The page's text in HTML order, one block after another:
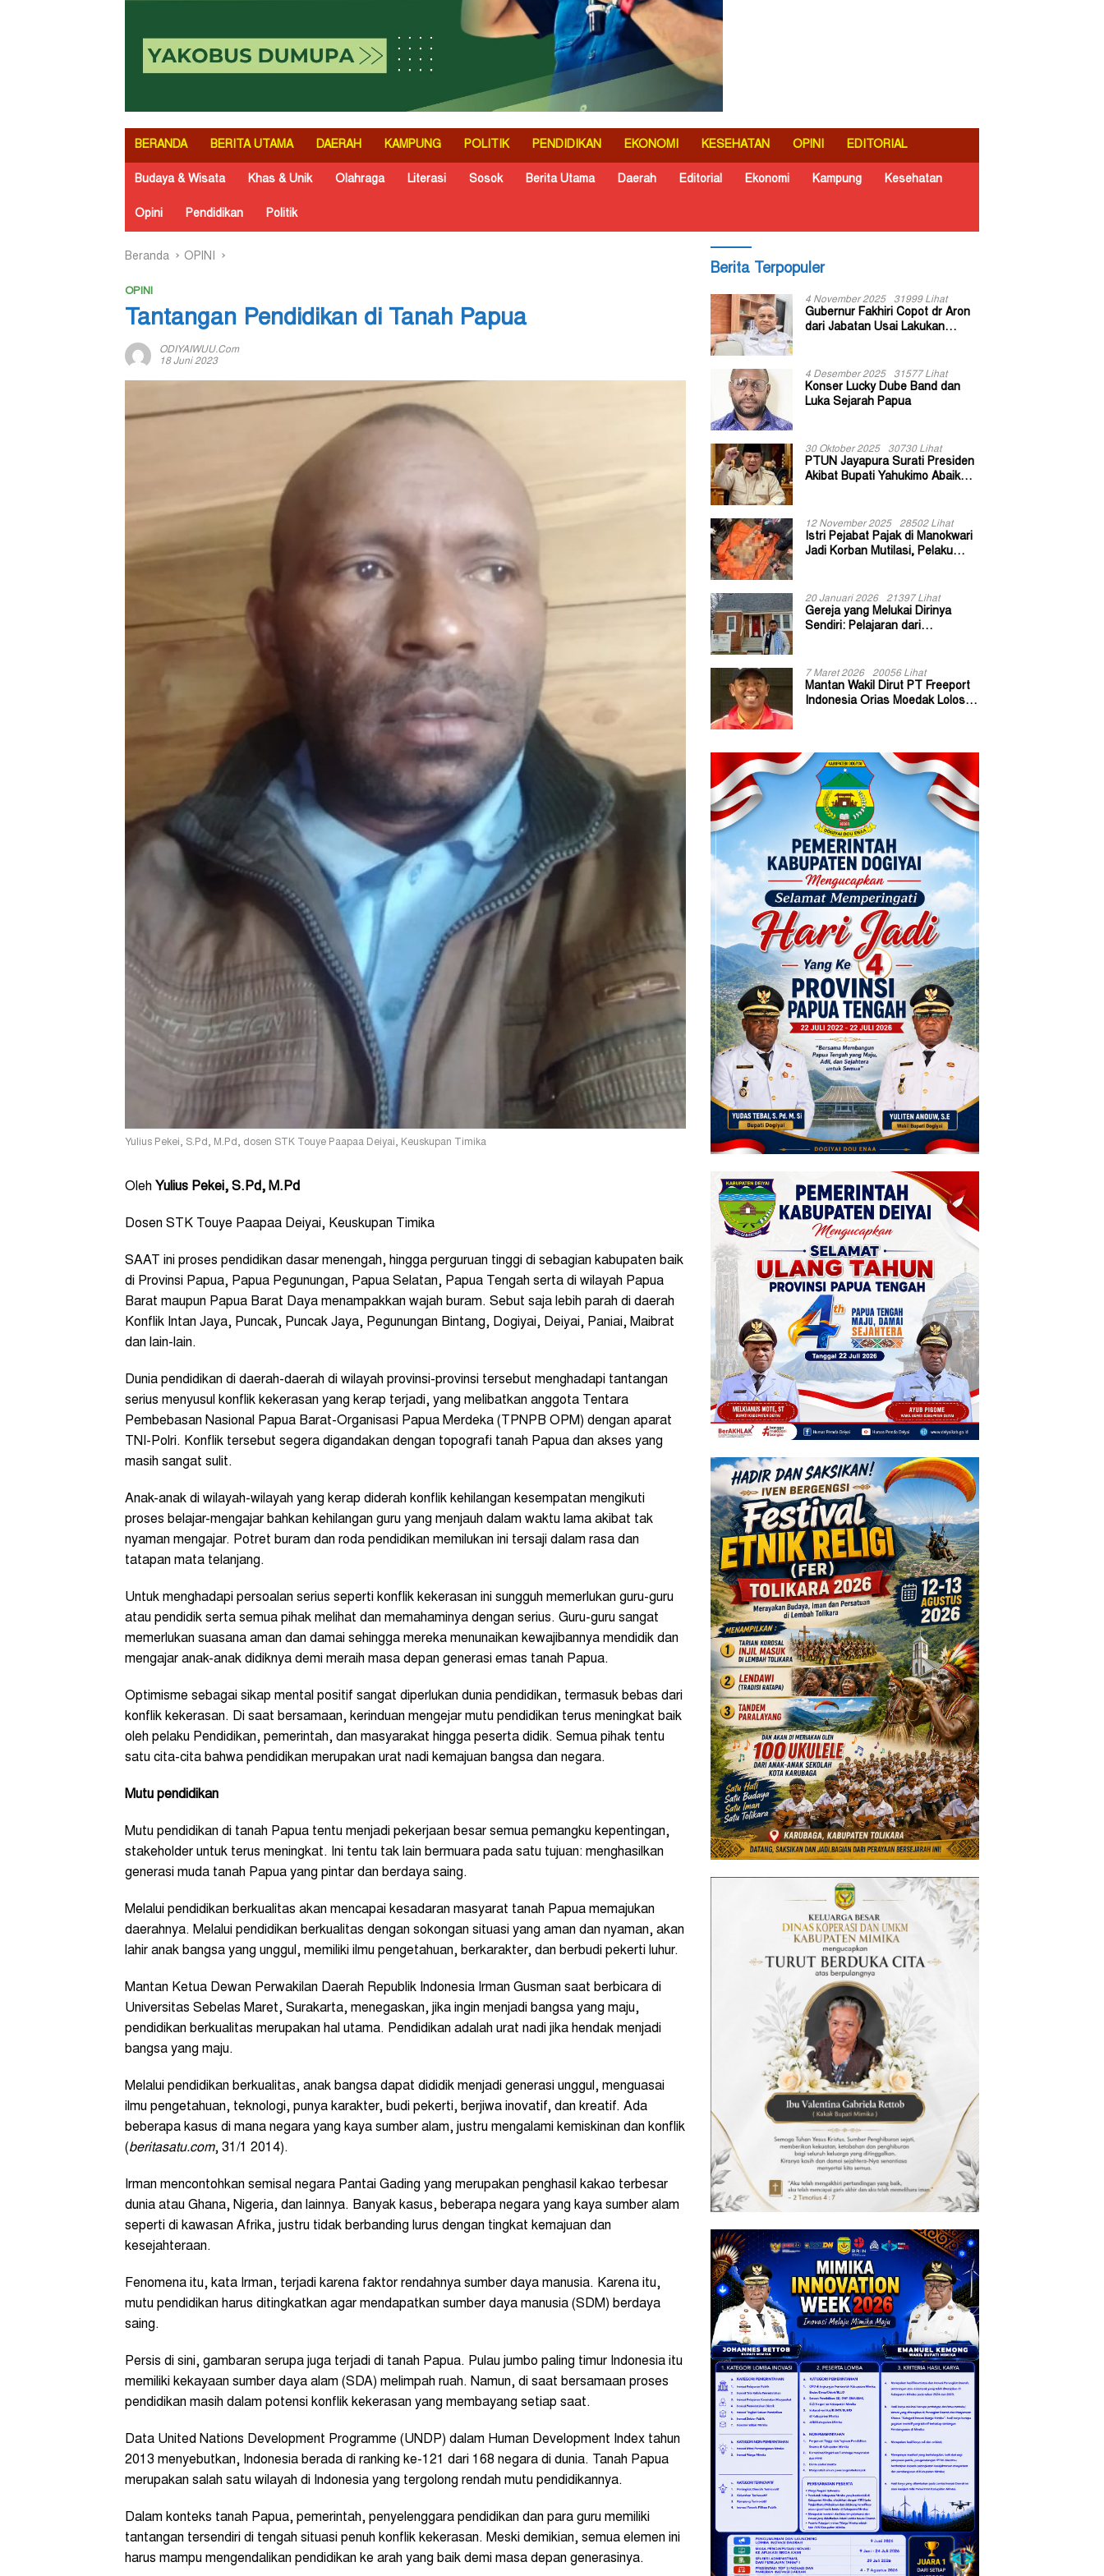
BERANDA BERITA UTAMA DAERAH KAMPUNG POLITIK PENDIDIKAN EKONOMI KESEHATAN OPINI EDITORIAL
Budaya & Wisata Khas & Unik Olahraga Literasi Sosok Berita Utama Daerah Editorial Ekonomi Kampung Kesehatan
Opini Pendidikan Politik
Beranda OPINI
OPINI
Tantangan Pendidikan di Tanah Papua
ODIYAIWUU.com
18 Juni 2023
Yulius Pekei, S.Pd, M.Pd, dosen STK Touye Paapaa Deiyai, Keuskupan Timika
Oleh Yulius Pekei, S.Pd, M.Pd
Dosen STK Touye Paapaa Deiyai, Keuskupan Timika
SAAT ini proses pendidikan dasar menengah, hingga perguruan tinggi di sebagian kabupaten baik
di Provinsi Papua, Papua Pegunungan, Papua Selatan, Papua Tengah serta di wilayah Papua
Barat maupun Papua Barat Daya menampakkan wajah buram. Sebut saja lebih parah di daerah
Konflik Intan Jaya, Puncak, Puncak Jaya, Pegunungan Bintang, Dogiyai, Deiyai, Paniai, Maibrat
dan lain-lain.
Dunia pendidikan di daerah-daerah di wilayah provinsi-provinsi tersebut menghadapi tantangan
serius menyusul konflik kekerasan yang kerap terjadi, yang melibatkan anggota Tentara
Pembebasan Nasional Papua Barat-Organisasi Papua Merdeka (TPNPB OPM) dengan aparat
TNI-Polri. Konflik tersebut segera digandakan dengan topografi tanah Papua dan akses yang
masih sangat sulit.
Anak-anak di wilayah-wilayah yang kerap diderah konflik kehilangan kesempatan mengikuti
proses belajar-mengajar bahkan kehilangan guru yang menjauh dalam waktu lama akibat tak
nyaman mengajar. Potret buram dan roda pendidikan memilukan ini tersaji dalam rasa dan
tatapan mata telanjang.
Untuk menghadapi persoalan serius seperti konflik kekerasan ini sungguh memerlukan guru-guru
atau pendidik serta semua pihak melihat dan memahaminya dengan serius. Guru-guru sangat
memerlukan suasana aman dan damai sehingga mereka menunaikan kewajibannya mendidik dan
mengajar anak-anak didiknya demi meraih masa depan generasi emas tanah Papua.
Optimisme sebagai sikap mental positif sangat diperlukan dunia pendidikan, termasuk bebas dari
konflik kekerasan. Di saat bersamaan, kerinduan mengejar mutu pendidikan terus meningkat baik
oleh pelaku Pendidikan, pemerintah, dan masyarakat hingga peserta didik. Semua pihak tentu
satu cita-cita bahwa pendidikan merupakan urat nadi kemajuan bangsa dan negara.
Mutu pendidikan
Mutu pendidikan di tanah Papua tentu menjadi pekerjaan besar semua pemangku kepentingan,
stakeholder untuk terus meningkat. Ini tentu tak lain bermuara pada satu tujuan: menghasilkan
generasi muda tanah Papua yang pintar dan berdaya saing.
Melalui pendidikan berkualitas akan mencapai kesadaran masyarat tanah Papua memajukan
daerahnya. Melalui pendidikan berkualitas dengan sokongan situasi yang aman dan nyaman, akan
lahir anak bangsa yang unggul, memiliki ilmu pengetahuan, berkarakter, dan berbudi pekerti luhur.
Mantan Ketua Dewan Perwakilan Daerah Republik Indonesia Irman Gusman saat berbicara di
Universitas Sebelas Maret, Surakarta, menegaskan, jika ingin menjadi bangsa yang maju,
pendidikan berkualitas merupakan hal utama. Pendidikan adalah urat nadi jika hendak menjadi
bangsa yang maju.
Melalui pendidikan berkualitas, anak bangsa dapat dididik menjadi generasi unggul, menguasai
ilmu pengetahuan, teknologi, punya karakter, budi pekerti, berjiwa inovatif, dan kreatif. Ada
beberapa kasus di mana negara yang kaya sumber alam, justru mengalami kemiskinan dan konflik
(beritasatu.com, 31/1 2014).
Irman mencontohkan semisal negara Pantai Gading yang merupakan penghasil kakao terbesar
dunia atau Ghana, Nigeria, dan lainnya. Banyak kasus, beberapa negara yang kaya sumber alam
seperti di kawasan Afrika, justru tidak berbanding lurus dengan tingkat kemajuan dan
kesejahteraan.
Fenomena itu, kata Irman, terjadi karena faktor rendahnya sumber daya manusia. Karena itu,
mutu pendidikan harus ditingkatkan agar mendapatkan sumber daya manusia (SDM) berdaya
saing.
Persis di sini, gambaran serupa juga terjadi di tanah Papua. Pulau jumbo paling timur Indonesia itu
memiliki kekayaan sumber daya alam (SDA) melimpah ruah. Namun, di saat bersamaan proses
pendidikan masih dalam potensi konflik kekerasan yang membayang setiap saat.
Data United Nations Development Programme (UNDP) dalam Human Development Index tahun
2013 menyebutkan, Indonesia berada di ranking ke-121 dari 168 negara di dunia. Tanah Papua
merupakan salah satu wilayah di Indonesia yang tergolong rendah mutu pendidikannya.
Dalam konteks tanah Papua, pemerintah, penyelenggara pendidikan dan para guru memiliki
tantangan tersendiri di tengah situasi penuh konflik kekerasan. Meski demikian, semua elemen ini
harus mampu mengendalikan pendidikan ke arah yang baik demi masa depan generasinya.
Berita Terpopuler
4 November 2025 31999 Lihat
Gubernur Fakhiri Copot dr Aron
dari Jabatan Usai Lakukan
4 Desember 2025 31577 Lihat
Konser Lucky Dube Band dan
Luka Sejarah Papua
30 Oktober 2025 30730 Lihat
PTUN Jayapura Surati Presiden
Akibat Bupati Yahukimo Abaikan
12 November 2025 28502 Lihat
Istri Pejabat Pajak di Manokwari
Jadi Korban Mutilasi, Pelaku
20 Januari 2026 21397 Lihat
Gereja yang Melukai Dirinya
Sendiri: Pelajaran dari
7 Maret 2026 20056 Lihat
Mantan Wakil Dirut PT Freeport
Indonesia Orias Moedak Lolos